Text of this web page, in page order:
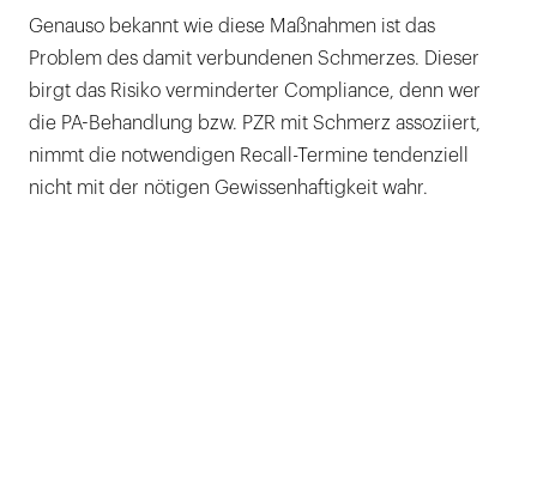
Genauso bekannt wie diese Maßnahmen ist das
Problem des damit verbundenen Schmerzes. Dieser
birgt das Risiko verminderter Compliance, denn wer
die PA-Behandlung bzw. PZR mit Schmerz assoziiert,
nimmt die notwendigen Recall-Termine tendenziell
nicht mit der nötigen Gewissenhaftigkeit wahr.